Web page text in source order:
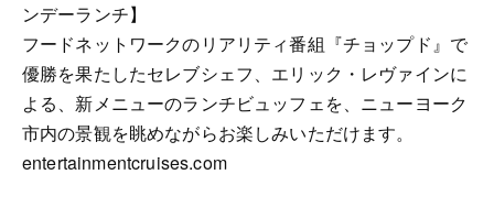
ンデーランチ】
フードネットワークのリアリティ番組『チョップド』で
優勝を果たしたセレブシェフ、エリック・レヴァインに
よる、新メニューのランチビュッフェを、ニューヨーク
市内の景観を眺めながらお楽しみいただけます。
entertainmentcruises.com